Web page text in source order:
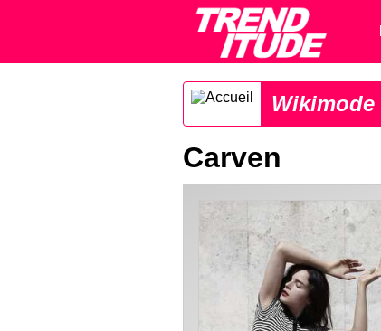
Wikimode
Carven